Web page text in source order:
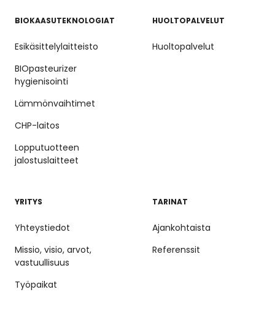
BIOKAASUTEKNOLOGIAT
Esikäsittelylaitteisto
BIOpasteurizer
hygienisointi
Lämmönvaihtimet
CHP-laitos
Lopputuotteen
jalostuslaitteet
HUOLTOPALVELUT
Huoltopalvelut
YRITYS
Yhteystiedot
Missio, visio, arvot,
vastuullisuus
Työpaikat
TARINAT
Ajankohtaista
Referenssit